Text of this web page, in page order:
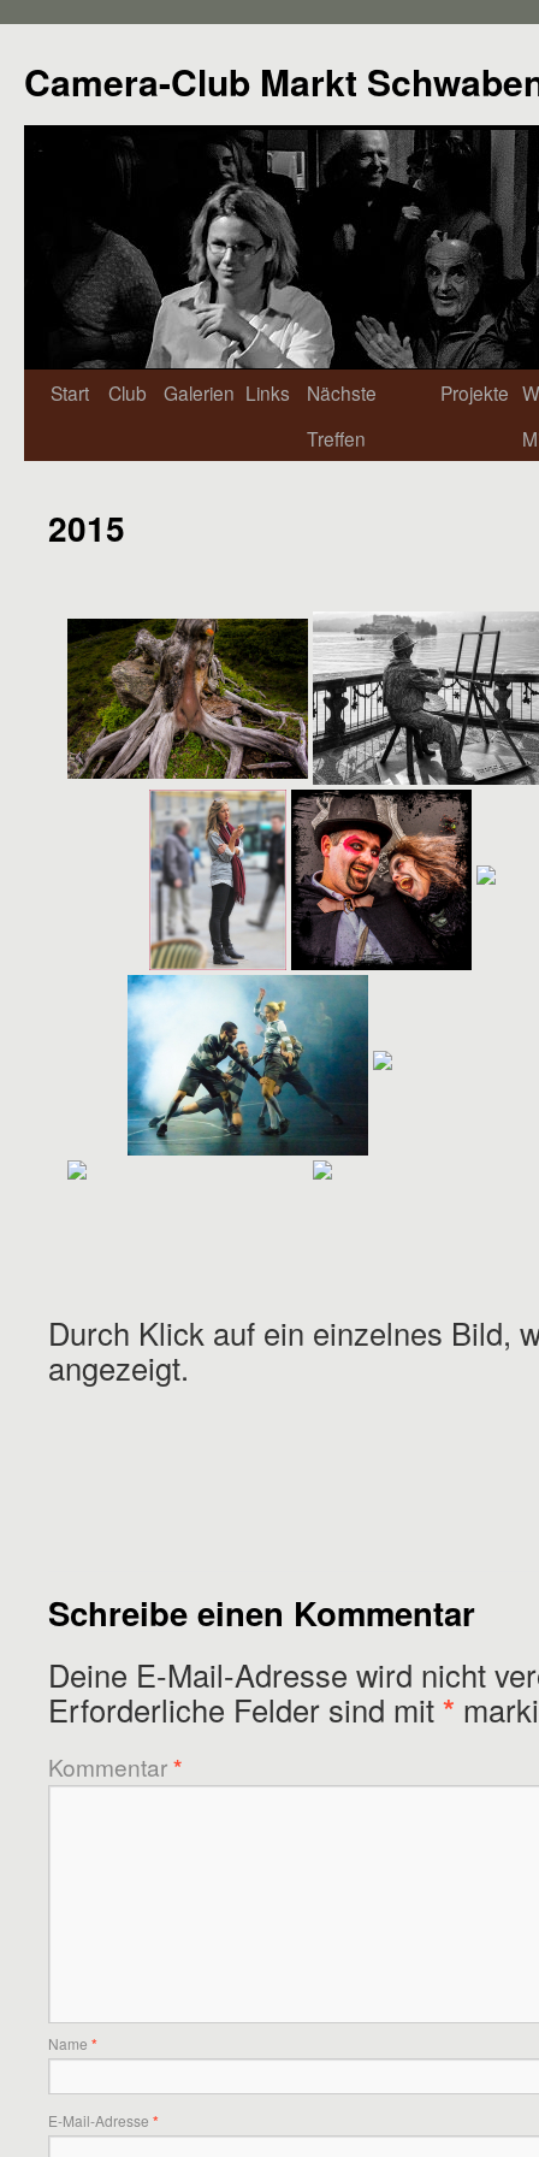
Camera-Club Markt
Start Club Galerien Links
Nächste
Treffen
Projekte
2015
Durch Klick auf ein einzelnes Bild,
angezeigt.
Schreibe einen Kommentar
Deine E-Mail-Adresse wird nicht
Erforderliche Felder sind mit*
Kommentar*
Name *
E-Mail-Adresse *